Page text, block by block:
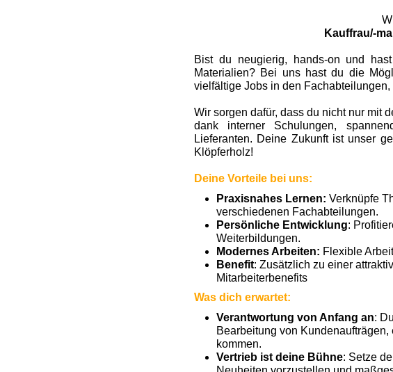
Kauffrau/-
Bist du neugierig, hands-on und
Materialien? Bei uns hast du die
vielfältige Jobs in den
Wir sorgen dafür, dass du nicht nur mit
dank interner Schulungen,
Lieferanten. Deine Zukunft ist unser
Klöpferholz!
Deine Vorteile bei uns:
Praxisnahes Lernen: Verknüpfe
verschiedenen Fachabteilungen.
Persönliche Entwicklung:
Weiterbildungen.
Modernes Arbeiten: Flexible
Benefit: Zusätzlich zu einer
Mitarbeiterbenefits
Was dich erwartet:
Verantwortung von Anfang an:
Bearbeitung von
kommen.
Vertrieb ist deine Bühne: Setze